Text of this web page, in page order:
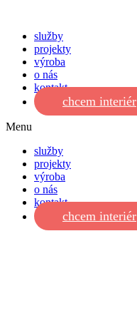
služby
projekty
výroba
o nás
kontakt
chcem interiér
Menu
služby
projekty
výroba
o nás
kontakt
chcem interiér